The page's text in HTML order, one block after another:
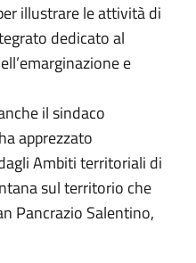
illustrare le attività di
dedicato al
e
il sindaco
apprezzato
Ambiti territoriali di
sul territorio che
Pancrazio Salentino,